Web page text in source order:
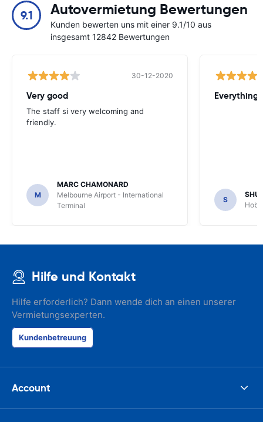
9.1 Autovermietung Bewertungen
Kunden bewerten uns mit einer 9.1/10 aus
insgesamt 12842 Bewertungen
30-12-2020
Very good
The staff si very welcoming and
friendly.
M
MARC CHAMONARD
Melbourne Airport - International
Terminal
Everything
S
Hilfe und Kontakt
Hilfe erforderlich? Dann wende dich an einen unserer
Vermietungsexperten.
Kundenbetreuung
Account